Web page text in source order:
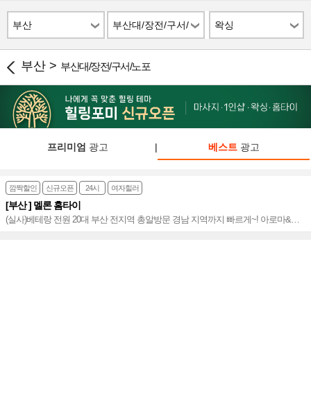
부산
부산대/장전/구서/
노포
왁싱
부산 > 부산대/장전/구서/노포
프리미엄 광고 | 베스트광고
깜짝할인 신규오픈 24시 여자힐러
[부산 ] 멜론 홈타이
(실사)베테랑 전원 20대 부산 전지역 총알방문 경남 지역까지 빠르게~! 아로마&타
이&왁싱까지 친절하고 만족도 높은 홈타이~⭐️